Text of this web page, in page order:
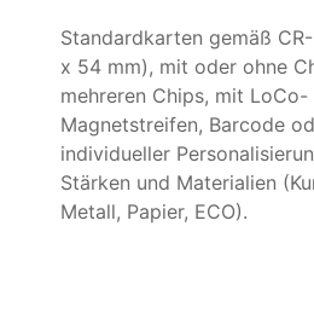
Standardkarten gemäß
x 54 mm), mit oder ohne
mehreren Chips, mit
Magnetstreifen, Barcode
individueller
Stärken und Materialien
Metall, Papier, ECO).